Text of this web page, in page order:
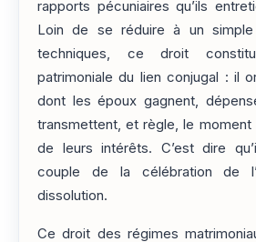
rapports pécuniaires qu’ils
Loin de se réduire à un
techniques, ce droit
patrimoniale du lien conjugal : il
dont les époux gagnent,
transmettent, et règle, le moment
de leurs intérêts. C’est dire
couple de la célébration de
dissolution.
Ce droit des régimes